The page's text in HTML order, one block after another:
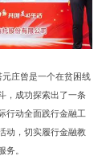
庄曾是一个在贫困线
，成功探索出了一条
行动全面践行金融工
动，切实履行金融教
务。